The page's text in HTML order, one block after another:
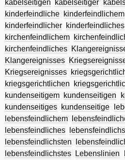
kabelseitigen
kabelseitiger
kinderfeindliche kinderfeindlichem
kinderfeindlicher kinderfeindliches
kirchenfeindlichem
kirchenfeindliches
Klangereignisses
Kriegsereignisses
kriegsgerichtlichen
kundenseitigem kundenseitigen
kundenseitiges kundenseitige
lebensfeindlichem
lebensfeindliches
lebensfeindlichsten
lebensfeindlichstes
Lebenslinien